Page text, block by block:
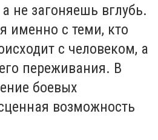
не загоняешь вглубь.
именно с теми, кто
с человеком, а
переживания. В
боевых
возможность